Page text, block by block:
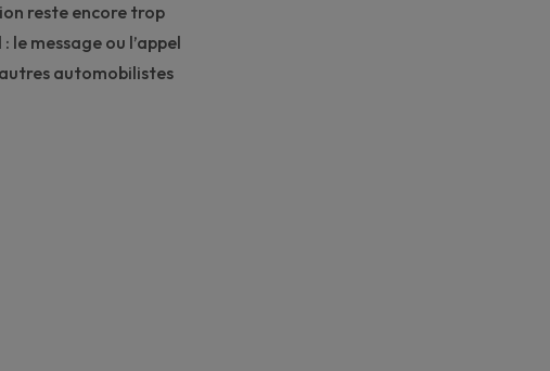
reste encore trop
message ou l’appel
automobilistes